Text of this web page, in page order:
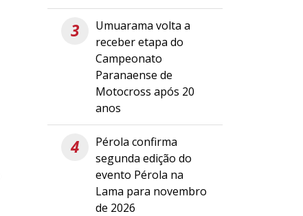
3
Umuarama volta a
receber etapa do
Campeonato
Paranaense de
Motocross após 20
anos
4
Pérola confirma
segunda edição do
evento Pérola na
Lama para novembro
de 2026